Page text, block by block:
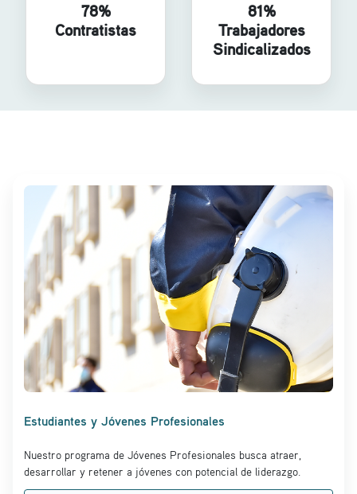
78%
Contratistas
81%
Trabajadores
Sindicalizados
Estudiantes y Jóvenes Profesionales
Nuestro programa de Jóvenes Profesionales busca atraer,
desarrollar y retener a jóvenes con potencial de liderazgo.